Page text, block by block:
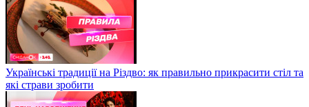
Українські традиції на Різдво: як правильно прикрасити стіл та
які страви зробити